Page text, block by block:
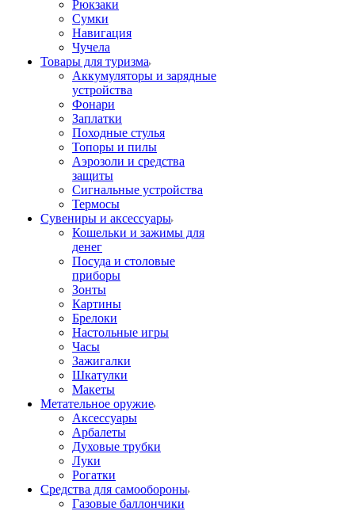
Рюкзаки
Сумки
Навигация
Чучела
Товары для туризма
Аккумуляторы и зарядные
устройства
Фонари
Заплатки
Походные стулья
Топоры и пилы
Аэрозоли и средства
защиты
Сигнальные устройства
Термосы
Сувениры и аксессуары
Кошельки и зажимы для
денег
Посуда и столовые
приборы
Зонты
Картины
Брелоки
Настольные игры
Часы
Зажигалки
Шкатулки
Макеты
Метательное оружие
Аксессуары
Арбалеты
Духовые трубки
Луки
Рогатки
Средства для самообороны
Газовые баллончики